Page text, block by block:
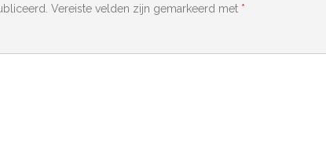
Vereiste velden zijn gemarkeerd met *